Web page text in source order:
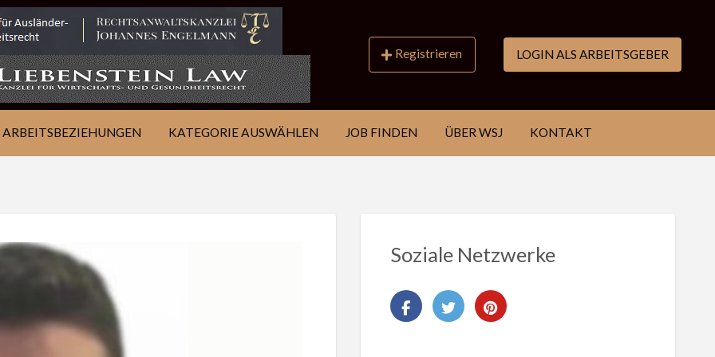
JOB
FINDEN
ÜBER
WSJ
KONTAKT
Registrieren LOGIN ALS ARBEITSGEBER
ARBEITSBEZIEHUNGEN KATEGORIE AUSWÄHLEN JOB FINDEN ÜBER WSJ KONTAKT
Soziale Netzwerke